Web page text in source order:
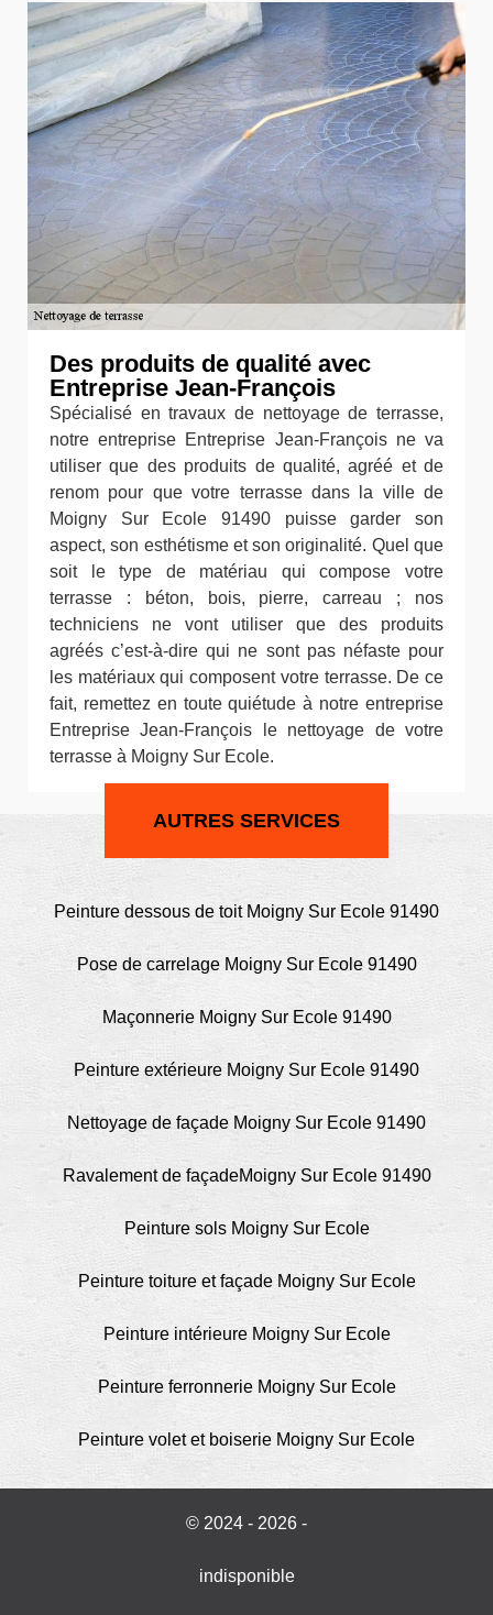
Des produits de qualité avec
Entreprise Jean-François
Spécialisé en travaux de nettoyage de terrasse,
notre entreprise Entreprise Jean-François ne va
utiliser que des produits de qualité, agréé et de
renom pour que votre terrasse dans la ville de
Moigny Sur Ecole 91490 puisse garder son
aspect, son esthétisme et son originalité. Quel que
soit le type de matériau qui compose votre
terrasse : béton, bois, pierre, carreau ; nos
techniciens ne vont utiliser que des produits
agréés c’est-à-dire qui ne sont pas néfaste pour
les matériaux qui composent votre terrasse. De ce
fait, remettez en toute quiétude à notre entreprise
Entreprise Jean-François le nettoyage de votre
terrasse à Moigny Sur Ecole.
AUTRES SERVICES
Peinture dessous de toit Moigny Sur Ecole 91490
Pose de carrelage Moigny Sur Ecole 91490
Maçonnerie Moigny Sur Ecole 91490
Peinture extérieure Moigny Sur Ecole 91490
Nettoyage de façade Moigny Sur Ecole 91490
Ravalement de façadeMoigny Sur Ecole 91490
Peinture sols Moigny Sur Ecole
Peinture toiture et façade Moigny Sur Ecole
Peinture intérieure Moigny Sur Ecole
Peinture ferronnerie Moigny Sur Ecole
Peinture volet et boiserie Moigny Sur Ecole
© 2024 - 2026 -
indisponible